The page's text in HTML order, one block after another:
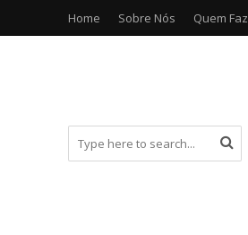
Home Sobre Nós Quem Faz